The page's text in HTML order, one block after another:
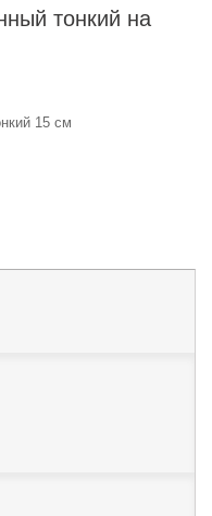
тонкий на
15 см